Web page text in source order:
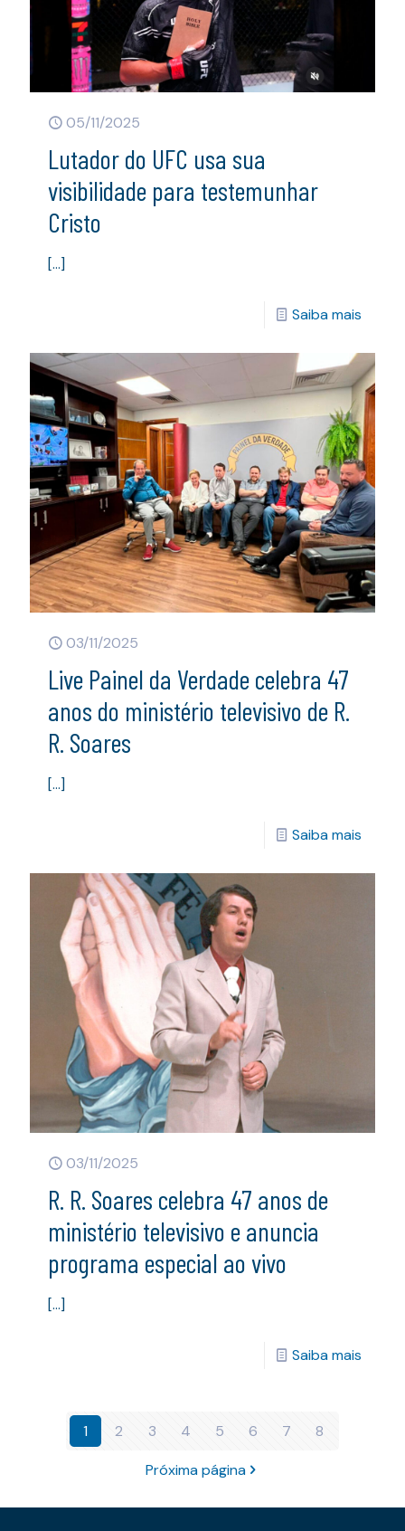
05/11/2025
Lutador do UFC usa sua
visibilidade para testemunhar
Cristo
[…]
Saiba mais
03/11/2025
Live Painel da Verdade celebra 47
anos do ministério televisivo de R.
R. Soares
[…]
Saiba mais
03/11/2025
R. R. Soares celebra 47 anos de
ministério televisivo e anuncia
programa especial ao vivo
[…]
Saiba mais
1 2 3 4 5 6 7 8
Próxima página